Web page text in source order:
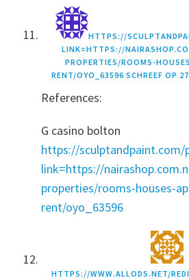
HTTPS://
LINK=HTTPS://
PROPERTIES/ROOMS-
RENT/OYO_63596 SCHREEF OP
References:
G casino bolton
https://sculptandpaint.com/
link=https://
properties/rooms-houses-
rent/oyo_63596
HTTPS://WWW.ALLODS.NET/